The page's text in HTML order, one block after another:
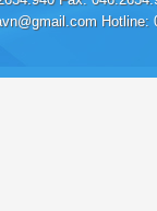
Hotline: